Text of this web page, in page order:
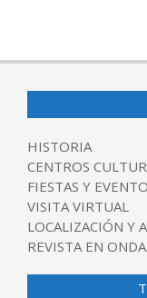
HISTORIA
CENTROS
FIESTAS Y
VISITA VIRTUAL
LOCALIZACIÓN Y
REVISTA EN ONDA